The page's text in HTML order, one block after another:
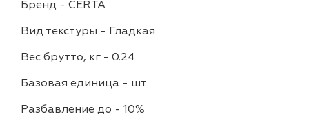
Бренд - CERTA
Вид текстуры - Гладкая
Вес брутто, кг - 0.24
Базовая единица - шт
Разбавление до - 10%